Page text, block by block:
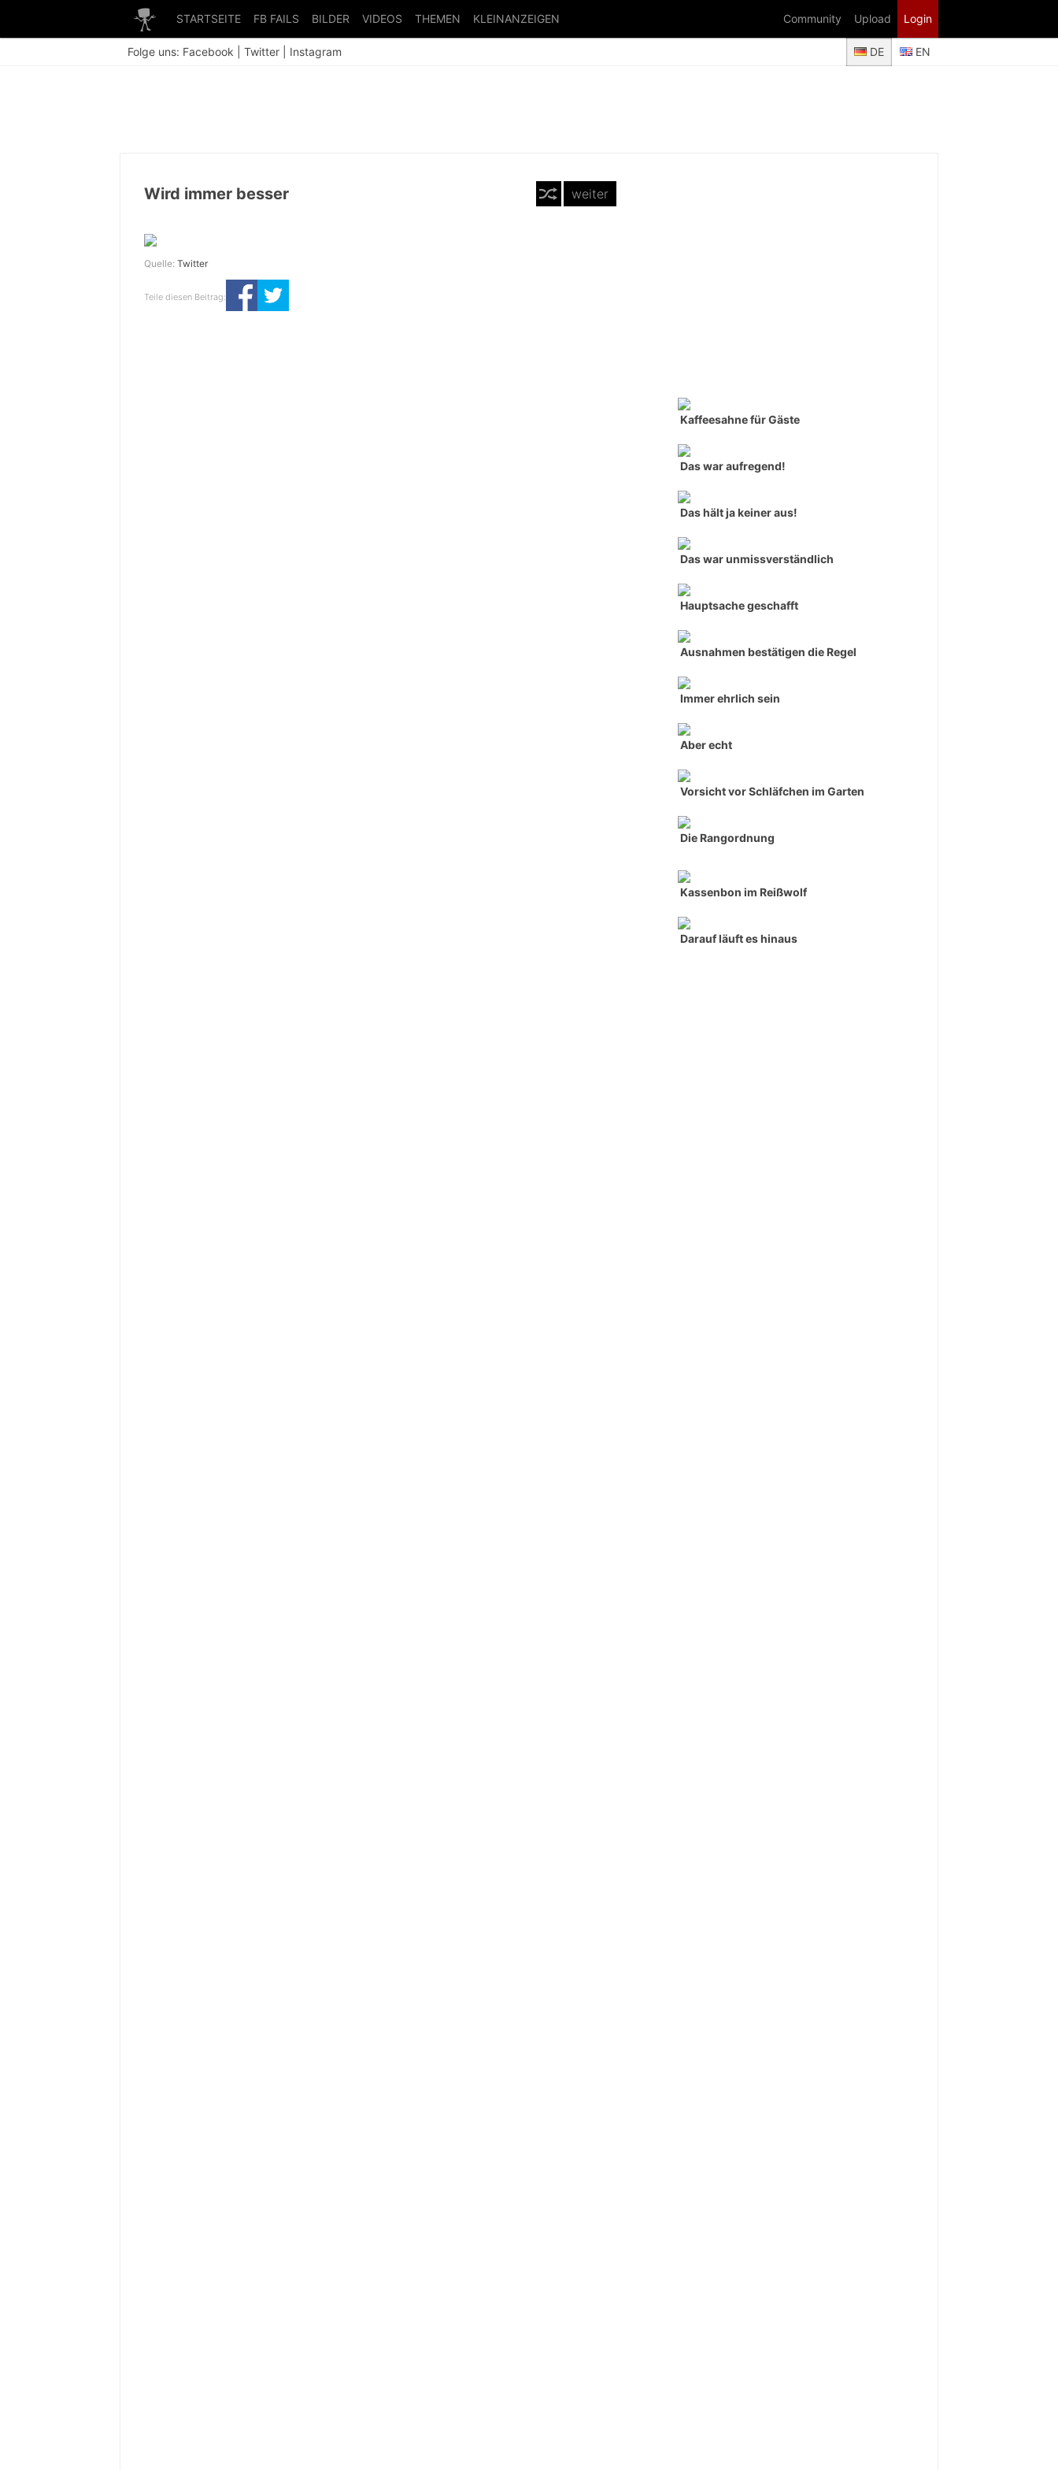
STARTSEITE FB FAILS BILDER VIDEOS THEMEN KLEINANZEIGEN Login
Upload
Community
Folge uns: Facebook Twitter Instagram DE EN
weiter
Wird immer besser
Quelle: Twitter
Teile diesen Beitrag:
Kaffeesahne für Gäste
Das war aufregend!
Das hält ja keiner aus!
Das war unmissverständlich
Hauptsache geschafft
Ausnahmen bestätigen die Regel
Immer ehrlich sein
Aber echt
Vorsicht vor Schläfchen im Garten
Die Rangordnung
Kassenbon im Reißwolf
Darauf läuft es hinaus